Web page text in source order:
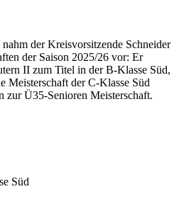
der Kreisvorsitzende Schneider
der Saison 2025/26 vor: Er
II zum Titel in der B-Klasse Süd,
Meisterschaft der C-Klasse Süd
zur Ü35-Senioren Meisterschaft.
Süd